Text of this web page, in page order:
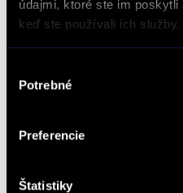
údajmi, ktoré ste im
keď ste používali ich služby.
súhlasu
Potrebné
Preferencie
Štatistiky
Objednať
a